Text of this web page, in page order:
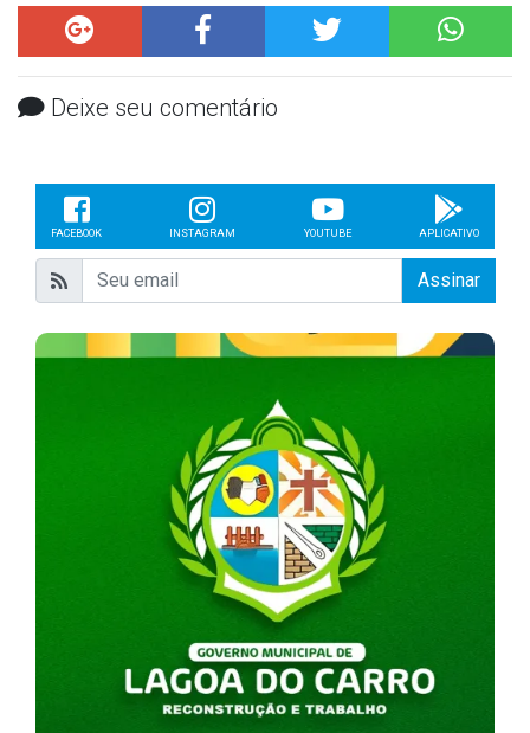
Deixe seu comentário
FACEBOOK INSTAGRAM YOUTUBE APLICATIVO
Assinar